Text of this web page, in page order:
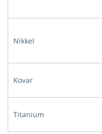
Nikkel
Kovar
Titanium